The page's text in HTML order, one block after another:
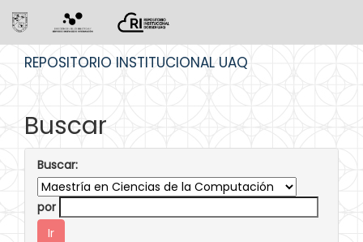
REPOSITORIO INSTITUCIONAL UAQ
Buscar
Buscar:
por